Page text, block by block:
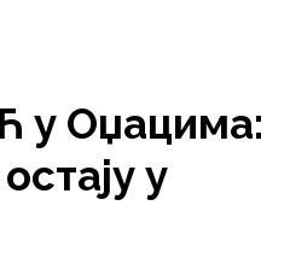
у Оџацима:
у